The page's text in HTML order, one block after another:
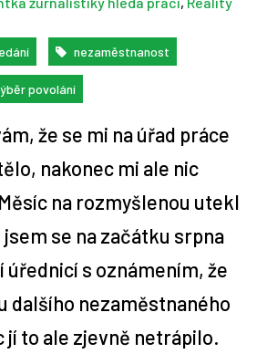
nezaměstnanost
povolání
že se mi na úřad práce
nakonec mi ale nic
na rozmyšlenou utekl
se na začátku srpna
úřednicí s oznámením, že
dalšího nezaměstnaného
jí to ale zjevně netrápilo.